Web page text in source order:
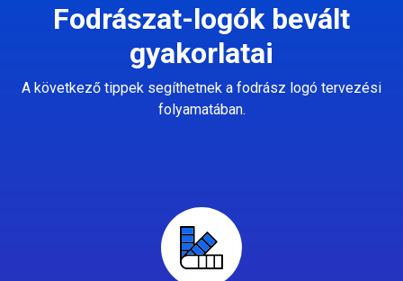
Fodrászat-logók bevált
gyakorlatai
A következő tippek segíthetnek a fodrász logó tervezési
folyamatában.